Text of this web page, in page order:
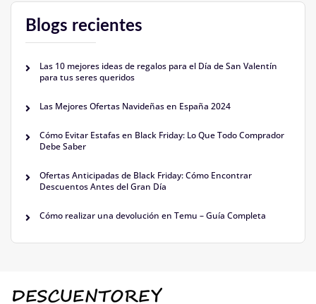
Blogs recientes
Las 10 mejores ideas de regalos para el Día de San Valentín
para tus seres queridos
Las Mejores Ofertas Navideñas en España 2024
Cómo Evitar Estafas en Black Friday: Lo Que Todo Comprador
Debe Saber
Ofertas Anticipadas de Black Friday: Cómo Encontrar
Descuentos Antes del Gran Día
Cómo realizar una devolución en Temu – Guía Completa